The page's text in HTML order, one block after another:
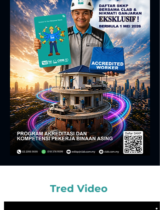
Tred Video